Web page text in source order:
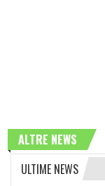
ALTRE NEWS
ULTIME NEWS